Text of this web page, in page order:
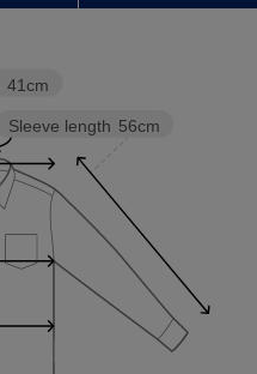
Sleeve length 56cm
41cm